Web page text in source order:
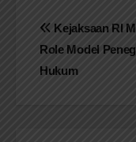
pos
Kejaksaan RI
Role Model
Hukum